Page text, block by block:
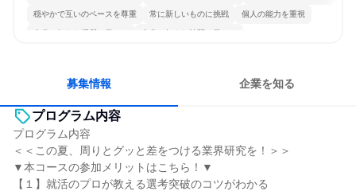
穏やかで互いのペースを尊重 常に新しいものに挑戦 個人の能力を重視
自分の好きな場所で働ける 自分の好きな時間で働ける
募集情報 企業を知る
プログラム内容
プログラム内容
＜＜この夏、周りとグッと差をつける業界研究を！＞＞
▼本コースの参加メリットはこちら！▼
【１】就活のプロが教える選考突破のコツがわかる